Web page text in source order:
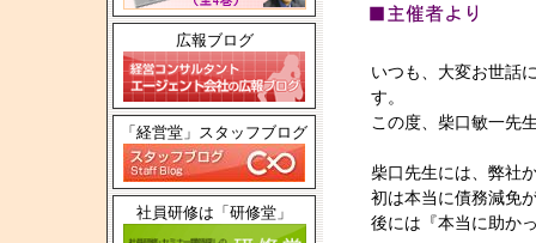
広報ブログ
「経営堂」スタッフブログ
社員研修は「研修堂」
いつも、大変お世話
す。
この度、柴口敏一先
柴口先生には、弊社
初は本当に債務減免
後には『本当に助か